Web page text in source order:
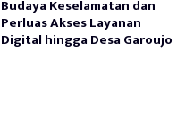
Budaya Keselamatan dan
Perluas Akses Layanan
Digital hingga Desa Garoujo